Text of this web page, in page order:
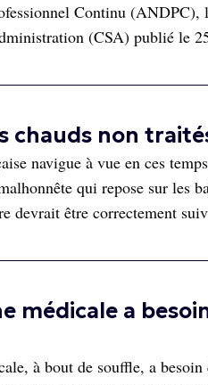
Continu (ANDPC),
(CSA) publié le
chauds non
navigue à vue en ces
qui repose sur les
devrait être correctement
médicale a
à bout de souffle, a